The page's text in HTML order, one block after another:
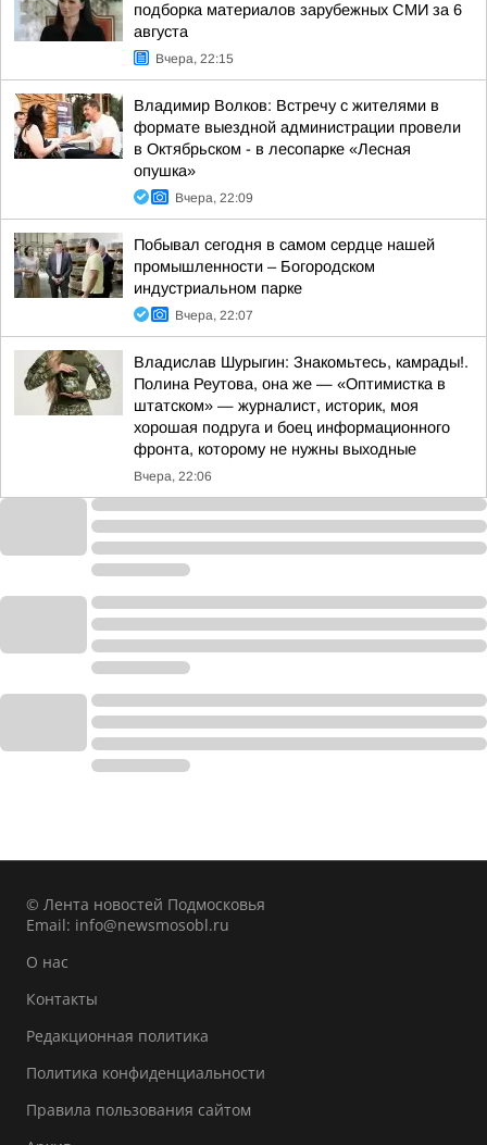
подборка материалов зарубежных СМИ за 6
августа
Вчера, 22:15
Владимир Волков: Встречу с жителями в
формате выездной администрации провели
в Октябрьском - в лесопарке «Лесная
опушка»
Вчера, 22:09
Побывал сегодня в самом сердце нашей
промышленности – Богородском
индустриальном парке
Вчера, 22:07
Владислав Шурыгин: Знакомьтесь, камрады!.
Полина Реутова, она же — «Оптимистка в
штатском» — журналист, историк, моя
хорошая подруга и боец информационного
фронта, которому не нужны выходные
Вчера, 22:06
© Лента новостей Подмосковья
Email: info@newsmosobl.ru
О нас
Контакты
Редакционная политика
Политика конфиденциальности
Правила пользования сайтом